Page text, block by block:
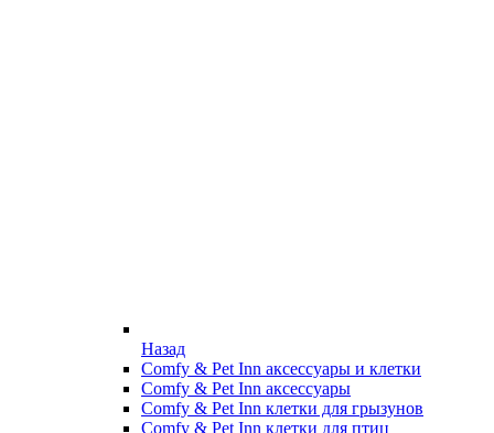
Назад
Comfy & Pet Inn аксессуары и клетки
Comfy & Pet Inn аксессуары
Comfy & Pet Inn клетки для грызунов
Comfy & Pet Inn клетки для птиц